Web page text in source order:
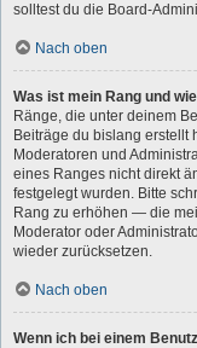
solltest du die Board-
Nach oben
Was ist mein Rang und
Ränge, die unter deinem
Beiträge du bislang erstellt
Moderatoren und
eines Ranges nicht direkt
festgelegt wurden. Bitte
Rang zu erhöhen — die
Moderator oder
wieder zurücksetzen.
Nach oben
Wenn ich bei einem